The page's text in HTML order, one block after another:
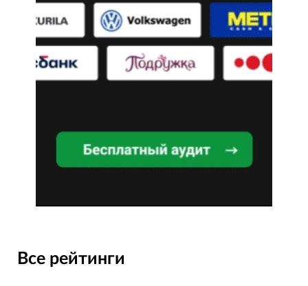
Все рейтинги